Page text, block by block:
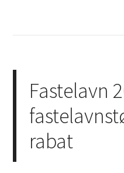
Fastelavn
rabat